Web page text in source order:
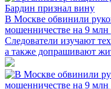
В Москве обвинили
мошенничестве на 9 млн
Следователи изучают
а также допрашивают